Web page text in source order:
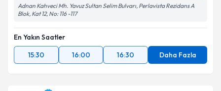
Adnan Kahveci Mh. Yavuz Sultan Selim Bulvarı, Perlavista Rezidans A
Blok, Kat 12, No: 116 -117
En Yakın Saatler
15:30
16:00 16:30 Daha Fazla